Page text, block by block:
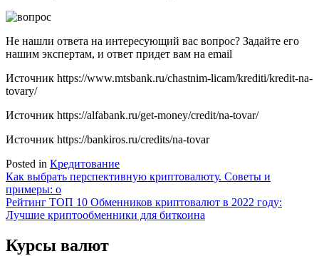
Не нашли ответа на интересующий вас вопрос? Задайте его
нашим экспертам, и ответ придет вам на email
Источник https://www.mtsbank.ru/chastnim-licam/krediti/kredit-na-
tovary/
Источник https://alfabank.ru/get-money/credit/na-tovar/
Источник https://bankiros.ru/credits/na-tovar
Posted in Кредитование
Навигация
по
записям
Как выбрать перспективную криптовалюту. Советы и
примеры: о
Рейтинг ТОП 10 Обменников криптовалют в 2022 году:
Лучшие криптообменники для биткоина
Курсы валют